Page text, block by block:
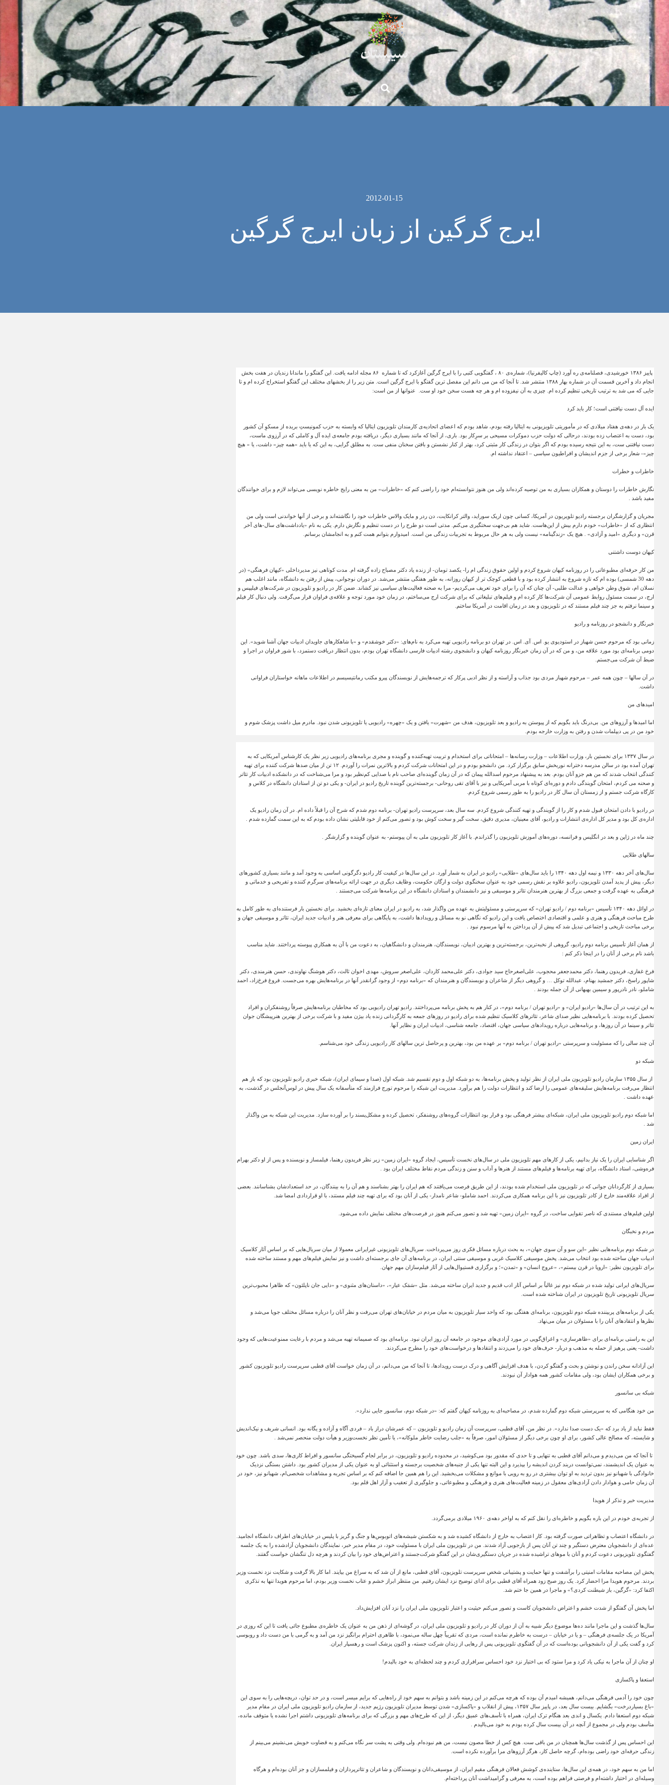
2012-01-15
ایرج گرگین از زبان ایرج گرگین
پاییز ۱۳۸۶ خورشیدی، فصلنامه‌ی ره آورد (چاپ کالیفرنیا)، شماره‌ی ۸۰ ، گفتگویی کتبی را با ایرج گرگین آغازکرد که تا شماره ۸۶ مجله ادامه یافت. این گفتگو را ماندانا زندیان در هفت بخش
انجام داد و آخرین قسمت آن در شماره بهار ۱۳۸۸ منتشر شد. تا آنجا که من می دانم این مفصل ترین گفتگو با ایرج گرگین است. متن زیر را از بخشهای مختلف این گفتگو استخراج کرده ام و تا
جایی که می شد به ترتیب تاریخی تنظیم کرده ام. چیزی به آن نیفزوده ام و هر چه هست سخن خود او ست
عنوانها از من است:
ایده آل دست نیافتنی است؛ کار باید کرد
یک بار در دهه‌ی هفتاد میلادی که در مأموریتی تلویزیونی به ایتالیا رفته بودم، شاهد بودم که اعضای اتحادیه‌ی کارمندان تلویزیون ایتالیا که وابسته به حزب کمونیستِ بریده از مسکوِ آن کشور
بود، دست به اعتصاب زده بودند، درحالی که دولت حزب دموکرات مسیحی بر سرِکار بود. باری، از آنجا که مانند بسیاری دیگر، دریافته بودم جامعه‌ی ایده آل و کاملی که در آرزوی ماست،
دست نیافتنی ست، به این نتیجه رسیده بودم که اگر بتوان در زندگی کار مثبتی کرد، بهتر از کنار نشستن و بافتن سخنان منفی ست. به مطلق گرایی، به این که یا باید «همه چیز» داشت، یا « هیچ
چیز»- شعار برخی از جزم اندیشان و افراطیون سیاسی – اعتقاد نداشته ام
خاطرات و خطرات
نگارش خاطرات را دوستان و همکاران بسیاری به من توصیه کرد‌ه‌اند ولی من هنوز نتوانسته‌ام خود را راضی کنم که «خاطرات» من به معنی رایج خاطره نویسی می‌تواند لازم و برای خوانندگان
مفید باشد
مجریان و گزارشگران برجسته رادیو تلویریون در آمریکا، کسانی چون اریک سوراید، والتر کرانکایت، دن ردر و مایک والاس خاطرات خود را نگاشته‌اند و برخی از آنها خواندنی است ولی من
انتظاری که از «خاطرات» خودم دارم بیش از این‌هاست. شاید هم بی‌جهت سختگیری می‌کنم. مدتی است دو طرح را در دست تنظیم و نگارش دارم. یکی به نام «یادداشت‌های سال-های آخر
قرن» و دیگری «امید و آزادی» . هیچ یک «زندگینامه» نیست ولی به هر حال مربوط به تجربیات زندگی من است. امیدوارم بتوانم همت کنم و به انجامشان برسانم
کیهان دوست داشتنی
من کار حرفه‌ای مطبوعاتی را در روزنامه کیهان شروع کردم و اولین حقوق زندگی ام را- یکصد تومان- از زنده یاد دکتر مصباح زاده گرفته ام. مدت کوتاهی نیز مدیرداخلی «کیهان فرهنگی» (در
دهه 30 شمسی) بوده ام که تازه شروع به انتشار کرده بود و با قطعی کوچک تر از
کیهان روزانه، به طور هفتگی منتشر می‌شد. در دوران نوجوانی، پیش از رفتن به دانشگاه، مانند اغلب هم
نسلان ام، شوق وطن خواهی و عدالت طلبی- آن چنان که آن را برای خود تعریف می‌کردیم- مرا به صحنه فعالیت‌های سیاسی نیز کشاند. ضمن کار در رادیو و تلویزیون در شرکت‌های فیلیپس و
ارج، در سمت مسئول روابط عمومی آن شرکت‌ها کار کرده ام و فیلم‌های تبلیغاتی که برای شرکت ارج می‌ساختم، در زمان خود مورد توجه و علاقه‌ی فراوان قرار می‌گرفت. ولی دنبال کار فیلم
و سینما نرفتم به جز چند فیلم مستند که در تلویزیون و بعد در زمان اقامت در آمریکا ساختم
خبرنگار و دانشجو در روزنامه و رادیو
زمانی بود که مرحوم حسن شهباز در استودیوی یو. اس. آی. اس. در تهران دو برنامه رادیویی تهیه می‌کرد به نام‌های: «دکتر خوشقدم» و «با شاهکارهای جاویدان ادبیات جهان آشنا شوید». این
دومی برنامه‌ای بود مورد علاقه من، و من که در آن زمان خبرنگار روزنامه کیهان و دانشجوی رشته ادبیات فارسی دانشگاه تهران بودم، بدون انتظار دریافت دستمزد، با شور فراوان در اجرا و
ضبط آن شرکت می‌جستم
در آن سالها – چون همه عمر – مرحوم شهباز مردی بود جذاب و آراسته و از نظر ادبی پرکار که ترجمه‌هایش از نویسندگان پیرو مکتب رمانتیسیسم در اطلاعات ماهانه خواستاران فراوانی
داشت
امیدهای من
اما امیدها و آرزوهای من. بی‌درنگ باید بگویم که از پیوستن به رادیو و بعد تلویزیون، هدف من «شهرت» یافتن و یک «چهره» رادیویی یا تلویزیونی شدن نبود. مادرم میل داشت پزشک شوم و
خود من در پی دیپلمات شدن و رفتن به وزارت خارجه بودم
در سال ۱۳۳۷ برای نخستین بار، وزارت اطلاعات – وزارت رسانه‌ها – امتحاناتی برای استخدام و تربیت تهیه‌کننده و گوینده و مجری برنامه‌های رادیویی زیر نظر یک کارشناس آمریکایی که به
تهران آمده بود در سالن مدرسه دخترانه نوربخش سابق برگزار کرد. من دانشجو بودم و در این امتحانات شرکت کردم و بالاترین نمرات را آوردم. ۱۲ تن از میان صدها شرکت کننده برای تهیه
کنندگی انتخاب شدند که من هم جزو آنان بودم. بعد به پیشنهاد مرحوم اسدالله پیمان که در آن زمان گوینده‌ای صاحب نام با صدایی کم‌نظیر بود و مرا می‌شناخت که در دانشکده ادبیات کار تئاتر
و صحنه می‌ کردم، امتحان گویندگی دادم و دوره‌ای کوتاه با مربی آمریکایی و نیز با آقای تقی روحانی- برجسته‌ترین گوینده تاریخ رادیو در ایران- و یکی دو تن از استادان دانشگاه در کلاس و
کارگاه شرکت جستم و از زمستان آن سال کار در رادیو را به طور رسمی شروع کردم
در رادیو با دادن امتحان قبول شدم و کار را از گویندگی و تهیه کنندگی شروع کردم. سه سال بعد، سرپرست رادیو تهران- برنامه دوم شدم که شرح آن را قبلاً داده ام. در آن زمان رادیو یک
اداره‌ی کل بود و مدیر کل اداره‌ی انتشارات و رادیو، آقای معینیان، مدیری دقیق، سخت گیر و سخت کوش بود و تصور می‌کنم از خود قابلیتی نشان داده بودم که به این سمت گمارده شدم
چند ماه در ژاپن و بعد در انگلیس و فرانسه، دوره‌های آموزش تلویزیون را گذراندم. با آغاز کار تلویزیون ملی به آن پیوستم- به عنوان گوینده و گزارشگر
سالهای طلایی
سال‌های آخر دهه ۱۳۳۰ و نیمه اول دهه ۱۳۴۰ را باید سال‌های «طلایی» رادیو در ایران به شمار آورد. در این سال‌ها در کیفیت کار رادیو دگرگونی اساسی به وجود آمد و مانند بسیاری کشورهای
دیگر، پیش از پدید آمدن تلویزیون، رادیو علاوه بر نقش رسمی خود به عنوان سخنگوی دولت و ارگان حکومت، وظایف دیگری در جهت ارائه برنامه‌ها‌ی سرگرم کننده و تفریحی و خدماتی و
فرهنگی به عهده گرفت و جمعی بزرگ از بهترین هنرمندان تئاتر و موسیقی و نیز دانشمندان و استادان دانشگاه در این برنامه‌ها شرکت می‌جستند
در اوائل دهه ۱۳۴۰ تأسیس «برنامه دوم / رادیو تهران» که سرپرستی و مسئولیتش به عهده من واگذار شد، به رادیو در ایران معنای تازه‌ای بخشید. برای نخستین بار فرستنده‌ای به طور کامل به
طرح مباحث فرهنگی و هنری و علمی و اقتصادی اختصاص یافت و این رادیو که نگاهی نو به مسائل و رویدادها داشت، به پایگاهی برای معرفی هنر و ادبیات جدید ایران، تئاتر و موسیقی جهان و
برخی مباحث تاریخی و اجتماعی تبدیل شد که پیش از آن پرداختن به آنها مرسوم نبود
از همان آغاز تأسیس برنامه دوم رادیو، گروهی از نخبه‌ترین، برجسته‌ترین و بهترین ادیبان، نویسندگان، هنرمندان و دانشگاهیان، به دعوت من با آن به همکاریِ پیوسته پرداختند. شاید مناسب
باشد نام برخی از آنان را در اینجا ذکر کنم :
فرخ غفاری، فریدون رهنما، دکتر محمدجعفر محجوب، علی‌اصغرحاج سید جوادی، دکتر علی‌محمد کاردان، علی‌اصغر سروش، مهدی اخوان ثالث، دکتر هوشنگ نهاوندی، حسن هنرمندی، دکتر
شاپور راسخ، دکتر جمشید بهنام، عبدالله توکل … و گروهی دیگر از شاعران و نویسندگان و هنرمندان که «برنامه دوم» از وجود گرانقدر آنها در برنامه‌هایش بهره می‌جست. فروغ فرخ‌زاد، احمد
شاملو، نادر نادرپور و سیمین بهبهانی از آن جمله بودند
به این ترتیب در آن سال‌ها «رادیو ایران» و «رادیو تهران / برنامه دوم»، در کنار هم به پخش برنامه می‌پرداختند. رادیو تهران رادیویی بود که مخاطبان برنامه‌هایش صرفاً روشنفکران و افراد
تحصیل کرده بودند. با برنامه‌هایی نظیر صدای شاعر، تئاترهای کلاسیک تنظیم شده برای رادیو در روزهای جمعه به کارگردانی زنده یاد بیژن مفید و با شرکت برخی از بهترین هنرپیشگان جوان
تئاتر و سینما در آن روزها، و برنامه‌هایی درباره رویدادهای سیاسی جهان، اقتصاد، جامعه شناسی، ادبیات ایران و نظایر آنها
آن چند سالی را که مسئولیت و سرپرستی «رادیو تهران / برنامه دوم» بر عهده من بود، بهترین و پرحاصل ترین سالهای کار رادیویی زندگی خود می‌شناسم
شبکه دو
از سال ۱۳۵۵ سازمان رادیو تلویزیون ملی ایران از نظر تولید و پخش برنامه‌ها، به دو شبکه اول و دوم تقسیم شد. شبکه اول (صدا و سیمای ایران)، شبکه خبری رادیو تلویزیون بود که باز هم
انتظار می‌رفت برنامه‌هایش سلیقه‌های عمومی را ارضا کند و انتظارات دولت را هم برآورد. مدیریت این شبکه را مرحوم تورج فرازمند که متأسفانه یک سال پیش در لوس‌آنجلس در گذشت، به
عهده داشت
اما شبکه دوم رادیو تلویزیون ملی ایران، شبکه‌ای بیشتر فرهنگی بود و قرار بود انتظارات گروه‌های روشنفکر، تحصیل کرده و مشکل‌پسند را بر آورده سازد. مدیریت این شبکه به من واگذار
شد
ایران زمین
اگر شناسایی ایران را یک نیاز بدانیم، یکی از کارهای مهم تلویزیون ملی در سال‌های نخست تأسیس، ایجاد گروه «ایران زمین» زیر نظر فریدون رهنما، فیلمساز و نویسنده و پس از او دکتر بهرام
فره‌وشی، استاد دانشگاه، برای تهیه برنامه‌ها و فیلم‌های مستند از هنرها و آداب و سنن و زندگی مردم نقاط مختلف ایران بود
بسیاری از کارگردانان جوانی که در تلویزیون ملی استخدام شده بودند، از این طریق فرصت می‌یافتند که هم ایران را بهتر بشناسند و هم آن را به بینندگان، در حد استعدادشان بشناسانند. بعضی
از افراد علاقه‌مند خارج از کادر تلویزیون نیز با این برنامه همکاری می‌کردند. احمد شاملو- شاعر نامدار- یکی از آنان بود که برای تهیه چند فیلم مستند، با او قراردادی امضا شد
اولین فیلم‌های مستندی که ناصر تقوایی ساخت، در گروه «ایران زمین» تهیه شد و تصور می‌کنم هنوز در فرصت‌های مختلف نمایش داده می‌شود
مردم و نخبگان
در شبکه دوم برنامه‌هایی نظیر «این سو و آن سوی جهان»، به بحث درباره مسائل فکری روز می‌پرداخت. سریال‌های تلویزیونی غیرایرانی معمولا از میان سریال‌هایی که بر اساس آثار کلاسیک
ادبیات جهان ساخته شده بود انتخاب می‌شد. پخش موسیقی کلاسیک غربی و موسیقی سنتی ایران، در برنامه‌های آن جای برجسته‌ای داشت و نیز نمایش فیلم‌های مهم و مستند ساخته شده
برای تلویزیون نظیر: «اروپا در قرن بیستم»، «عروج انسان» و «تمدن»؛ و برگزاری فستیوال‌هایی از آثار فیلم‌سازان مهم جهان
سریال‌های ایرانی تولید شده در شبکه دوم نیز غالباً بر اساس آثار ادب قدیم و جدید ایران ساخته می‌شد. مثل «سَمَک عیار»، «داستان‌های مثنوی» و «دایی جان ناپلئون» که ظاهرا محبوب‌ترین
سریال تلویزیونی تاریخ تلویزیون در ایران شناخته شده است
یکی از برنامه‌های پربیننده شبکه دوم تلویزیون، برنامه‌ای هفتگی بود که واحد سیار تلویزیون به میان مردم در خیابان‌های تهران می‌رفت و نظر آنان را درباره مسائل مختلف جویا می‌شد و
نظرها و انتقادهای آنان را با مسئولان در میان می‌نهاد
این به راستی برنامه‌ای برای «ظاهرسازی» و اغراق‌گویی در مورد آزادی‌های موجود در جامعه آن روز ایران نبود. برنامه‌ای بود که صمیمانه تهیه می‌شد و مردم با رعایت ممنوعیت‌هایی که وجود
داشت- یعنی پرهیز از حمله به مذهب و دربار- حرف‌های خود را می‌زدند و انتقادها و درخواست‌های خود را مطرح می‌کردند
این آزادانه سخن راندن و نوشتن و بحث و گفتگو کردن، با هدف افزایش آگاهی و درک درست رویدادها، تا آنجا که من می‌دانم، در آن زمان خواست آقای قطبی سرپرست رادیو تلویزیون کشور
و برخی همکاران ایشان بود، ولی مقامات کشور همه هوادار آن نبودند
شبکه بی سانسور
من خود هنگامی که به سرپرستی شبکه دوم گمارده شدم، در مصاحبه‌ای به روزنامه کیهان گفتم که: «در شبکه دوم، سانسور جایی ندارد .»
فقط نباید از یاد برد که «یک دست صدا ندارد». در نظر من، آقای قطبی، سرپرست آن زمان رادیو و تلویزیون – که عمرشان دراز باد – فردی آگاه و آزاده و یگانه بود. انسانی شریف و نیک‌اندیش
و شایسته، که مصالح عالی کشور، برای او چون برخی دیگر از مسئولان امور، صرفاً به «جلب رضایت خاطر ملوکانه»، یا تأمین نظر نخست‌وزیر و هیأت دولت منحصر نمی‌شد
تا آنجا که من می‌دیدم و می‌دانم آقای قطبی به تنهایی و تا حدی که مقدور بود می‌کوشید، در محدوده رادیو و تلویزیون، در برابر لجام گسیختگی سانسور و افراط کاری‌ها، سدی باشد. چون خود
به عنوان یک اندیشمند، نمی‌توانست دربند کردن اندیشه را بپذیرد و این البته تنها یکی از جنبه‌های شخصیت برجسته و استثنائی او به عنوان یکی از مدیران کشور بود. داشتن بستگی نزدیک
خانوادگی با شهبانو نیز بدون تردید به او توان بیشتری در رو به رویی با موانع و مشکلات می‌بخشید. این را هم همین جا اضافه کنم که بر اساس تجربه و مشاهدات شخصی‌ام، شهبانو نیز، خود در
آن زمان حامی و هوادار دادن آزادی‌های معقول در زمینه فعالیت‌های هنری و فرهنگی و مطبوعاتی، و جلوگیری از تعقیب و آزار اهل قلم بود
مدیریت خبر و تذکر از هویدا
از تجربه‌ی خودم در این باره بگویم و خاطره‌ای را نقل کنم که به اواخر دهه‌ی ۱۹۶۰ میلادی برمی‌گردد
در دانشگاه اعتصاب و تظاهراتی صورت گرفته بود. کار اعتصاب به خارج از دانشگاه کشیده شد و به شکستن شیشه‌های اتوبوس‌ها و جنگ و گریز با پلیس در خیابان‌های اطراف دانشگاه انجامید.
عده‌ای از دانشجویان معترض دستگیر و چند تن آنان پس از بازجویی آزاد شدند. من در تلویزیون ملی ایران با مسئولیت خود، در مقام مدیر خبر، نمایندگان دانشجویان آزادشده را به یک جلسه
گفتگوی تلویزیونی دعوت کردم و آنان با موهای تراشیده شده در جریان دستگیری‌شان در این گفتگو شرکت‌جستند و اعتراض‌های خود را بیان کردند و هرچه دل تنگشان خواست گفتند
پخش این مصاحبه مقامات امنیتی را برآشفت و تنها حمایت و پشتیبانی شخص سرپرست تلویزیون، آقای قطبی، مانع از آن شد که به سراغ من بیایند. اما کار بالا گرفت و شکایت نزد نخست وزیر
بردند. مرحوم هویدا مرا احضار کرد. یک روز صبح زود همراه آقای قطبی برای ادای توضیح نزد ایشان رفتیم. من منتظر ابراز خشم و عتاب نخست وزیر بودم، اما مرحوم هویدا تنها به تذکری
اکتفا کرد: ‌«گرگین، باز شیطنت کردی؟» و ماجرا در همین جا ختم شد
اما پخش آن گفتگو از شدت خشم و اعتراض دانشجویان کاست و تصور می‌کنم حیثیت و اعتبار تلویزیون ملی ایران را نزد آنان افزایش‌داد
سال‌ها گذشت و این ماجرا مانند ده‌ها موضوع دیگر شبیه به آن از دوران کار در رادیو و تلویزیون ملی ایران، در گوشه‌ای از ذهن من به عنوان یک خاطره‌ی مطبوع جائی یافت تا این که روزی در
آمریکا در یک جلسه‌ی فرهنگی – و یا در خیابان – درست به خاطرم نمانده است، مردی که تقریباً چهل ساله می‌نمود، با ظاهری احترام برانگیز نزد من آمد و به گرمی با من دست داد و روبوسی
کرد و گفت یکی از آن دانشجویانی بوده‌است که در آن گفتگوی تلویزیونی پس از رهایی از زندان شرکت جسته، و اکنون پزشک است و رهسپار ایران
او چنان از آن ماجرا به نیکی یاد کرد و مرا ستود که بی اختیار نزد خود احساس سرافرازی کردم و چند لحظه‌ای به خود بالیدم!
استعفا و پاکسازی
چون خود را آدمی فرهنگی می‌دانم، همیشه امیدم آن بوده که هرچه می‌کنم در این زمینه باشد و بتوانم به سهم خود از راه‌هایی که برایم میسر است، و در حد توان، دریچه‌هایی را به سوی این
«باغ بسیاردرخت» بگشایم. بیست سال بعد، در پاییز سال ۱۳۵۷، پیش از انقلاب و «پاکسازی» شدن توسط مدیران تلویزیون رژیم جدید، از سازمان رادیو تلویزیون ملی ایران در مقام مدیر
شبکه دوم استعفا دادم. یکسال و اندی بعد هنگام ترک ایران، همراه با تأسف‌های عمیق دیگر، از این که طرح‌های مهم و بزرگی که برای برنامه‌های تلویزیونی داشتم اجرا نشده یا متوقف مانده،
متأسف بودم ولی در مجموع از آنچه در آن بیست سال کرده بودم به خود می‌بالیدم
این احساس پس از گذشت سال‌ها همچنان در من باقی ست. هیچ کس از خطا مصون نیست، من هم نبوده‌ام. ولی وقتی به پشت سر نگاه می‌کنم و به قضاوت خویش می‌نشینم می‌بینم از
زندگی حرفه‌ای خود راضی بوده‌ام، گرچه حاصل کار، هرگز آرزو‌های مرا برآورده نکرده است
اما من به سهم خود، در همه‌ی این سال‌ها، ستاینده‌ی کوشش فعالان فرهنگی مقیم ایران، از موسیقی‌‌دانان و نویسندگان و شاعران و تئاترپردازان و فیلمسازان و جز آنان بوده‌ام و هرگاه
وسیله‌ای در اختیار داشته‌ام و فرصتی فراهم بوده است، به معرفی و گرامیداشت آنان پرداخته‌ام